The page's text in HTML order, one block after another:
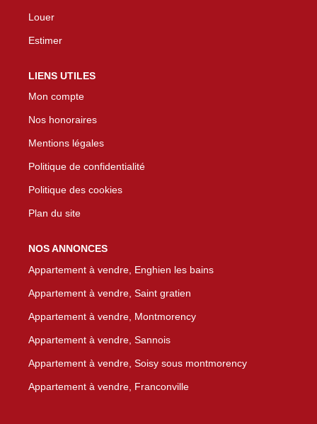
Louer
Estimer
LIENS UTILES
Mon compte
Nos honoraires
Mentions légales
Politique de confidentialité
Politique des cookies
Plan du site
NOS ANNONCES
Appartement à vendre, Enghien les bains
Appartement à vendre, Saint gratien
Appartement à vendre, Montmorency
Appartement à vendre, Sannois
Appartement à vendre, Soisy sous montmorency
Appartement à vendre, Franconville